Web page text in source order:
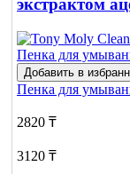
экстрактом
Добавить в
Пенка для
2820 ₸
3120 ₸